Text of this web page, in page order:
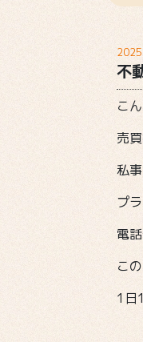
不
こ
売
私
プ
電
こ
1日